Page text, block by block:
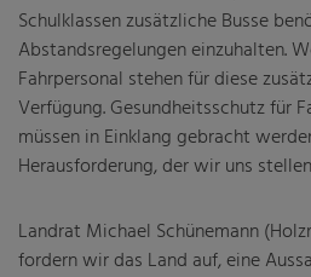
Schulklassen zusätzliche Busse
Abstandsregelungen einzuhalten.
Fahrpersonal stehen für diese
Verfügung. Gesundheitsschutz für
müssen in Einklang gebracht
Herausforderung, der wir uns
Landrat Michael Schünemann
fordern wir das Land auf, eine